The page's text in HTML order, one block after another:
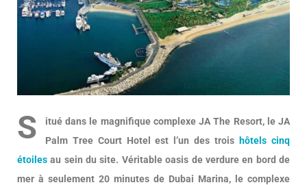
S
itué dans le magnifique complexe JA The Resort, le JA
Palm Tree Court Hotel est l’un des trois hôtels cinq
étoiles au sein du site. Véritable oasis de verdure en bord de
mer à seulement 20 minutes de Dubai Marina, le complexe